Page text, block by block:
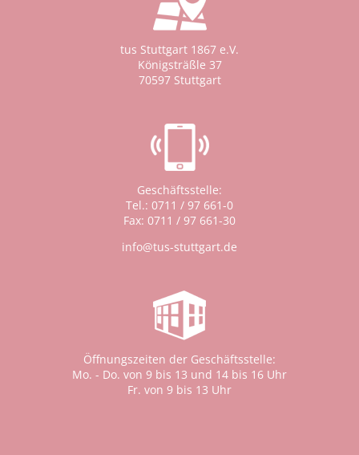
tus Stuttgart 1867 e.V.
Königsträßle 37
70597 Stuttgart
Geschäftsstelle:
Tel.: 0711 / 97 661-0
Fax: 0711 / 97 661-30
info@tus-stuttgart.de
Öffnungszeiten der Geschäftsstelle:
Mo. - Do. von 9 bis 13 und 14 bis 16 Uhr
Fr. von 9 bis 13 Uhr